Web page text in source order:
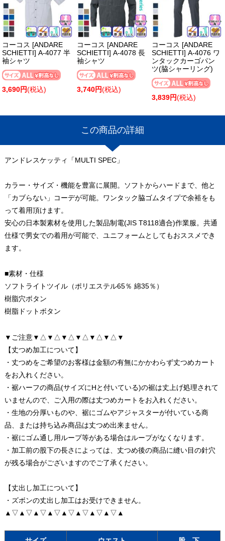
コーコス [ANDARE
SCHIETTI] A-4077 半
袖シャツ
3,690円(税込)
コーコス [ANDARE
SCHIETTI] A-4078 長
袖シャツ
3,740円(税込)
コーコス [ANDARE
SCHIETTI] A-4076 ワ
ンタックカーゴパン
ツ(脇シャーリング)
3,839円(税込)
この商品の詳細
アンドレスケッティ「MULTI SPEC」
カラー・サイズ・機能を豊富に展開。ソフトからハードまで、他と
「カブらない」コーデが可能。ワンタック脇ゴムタイプで余裕をも
って着用頂けます。
安心の日本製素材を使用した製品制電(JIS T8118適合)作業服。共通
仕様で男女での着用が可能で、ユニフォームとしてもおススメでき
ます。
■素材・仕様
ソフトライトツイル（ポリエステル65％ 綿35％）
樹脂穴ボタン
樹脂ドットボタン
▼ご注意▼△▼△▼△▼△▼△▼△▼
【丈つめ加工について】
・丈つめをご希望のお客様は金額の有無にかかわらず丈つめカート
をお入れください。
・裾ハーフの商品(サイズにHと付いている)の裾は丈上げ処理されて
いませんので、ご入用の際は丈つめカートをお入れください。
・生地の分厚いものや、裾にゴムやアジャスターが付いている商
品、または持ち込み商品は丈つめ出来ません。
・裾にゴム通し用ループ等がある場合はループがなくなります。
・加工前の股下の長さによっては、丈つめ後の商品に縫い目の針穴
が残る場合がございますのでご了承ください。
【丈出し加工について】
・ズボンの丈出し加工はお受けできません。
▲▽▲▽▲▽▲▽▲▽▲▽▲▽▲▽▲